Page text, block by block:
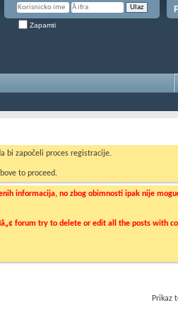
Zapamti
bi započeli proces registracije.
to proceed.
informacija, no zbog obimnosti ipak nije
forum try to delete or edit all the posts with
Prikaz